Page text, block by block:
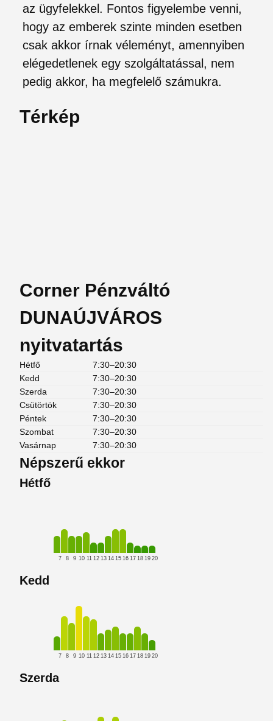
az ügyfelekkel. Fontos figyelembe venni,
hogy az emberek szinte minden esetben
csak akkor írnak véleményt, amennyiben
elégedetlenek egy szolgáltatással, nem
pedig akkor, ha megfelelő számukra.
Térkép
Corner Pénzváltó
DUNAÚJVÁROS
nyitvatartás
Hétfő
7:30–20:30
Kedd
7:30–20:30
Szerda
7:30–20:30
Csütörtök
7:30–20:30
Péntek
7:30–20:30
Szombat
7:30–20:30
Vasárnap
7:30–20:30
Népszerű ekkor
Hétfő
7 8 9 10 11 12 13 14 15 16 17 18 19 20
Kedd
7 8 9 10 11 12 13 14 15 16 17 18 19 20
Szerda